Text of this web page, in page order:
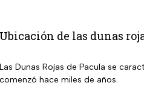
Ubicación de las dunas
Las Dunas Rojas de Pacula se
comenzó hace miles de años.